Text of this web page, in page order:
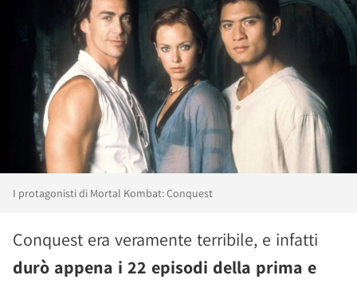
I protagonisti di Mortal Kombat: Conquest
Conquest era veramente terribile, e infatti
durò appena i 22 episodi della prima e